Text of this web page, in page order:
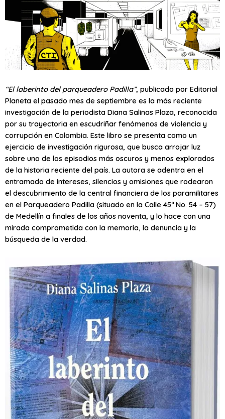
“El laberinto del parqueadero Padilla”, publicado por Editorial
Planeta el pasado mes de septiembre es la más reciente
investigación de la periodista Diana Salinas Plaza, reconocida
por su trayectoria en escudriñar fenómenos de violencia y
corrupción en Colombia. Este libro se presenta como un
ejercicio de investigación rigurosa, que busca arrojar luz
sobre uno de los episodios más oscuros y menos explorados
de la historia reciente del país. La autora se adentra en el
entramado de intereses, silencios y omisiones que rodearon
el descubrimiento de la central financiera de los paramilitares
en el Parqueadero Padilla (situado en la Calle 45ª No. 54 – 57)
de Medellín a finales de los años noventa, y lo hace con una
mirada comprometida con la memoria, la denuncia y la
búsqueda de la verdad.